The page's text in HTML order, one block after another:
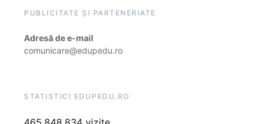
PUBLICITATE ȘI PARTENERIATE
Adresă de e-mail
comunicare@edupedu.ro
STATISTICI EDUPEDU.RO